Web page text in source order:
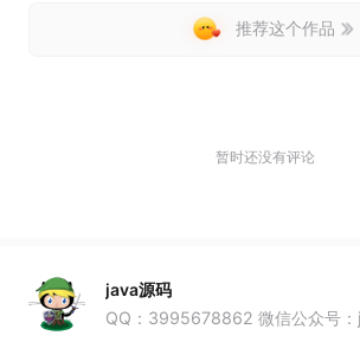
推荐这个作品
暂时还没有评论
java源码